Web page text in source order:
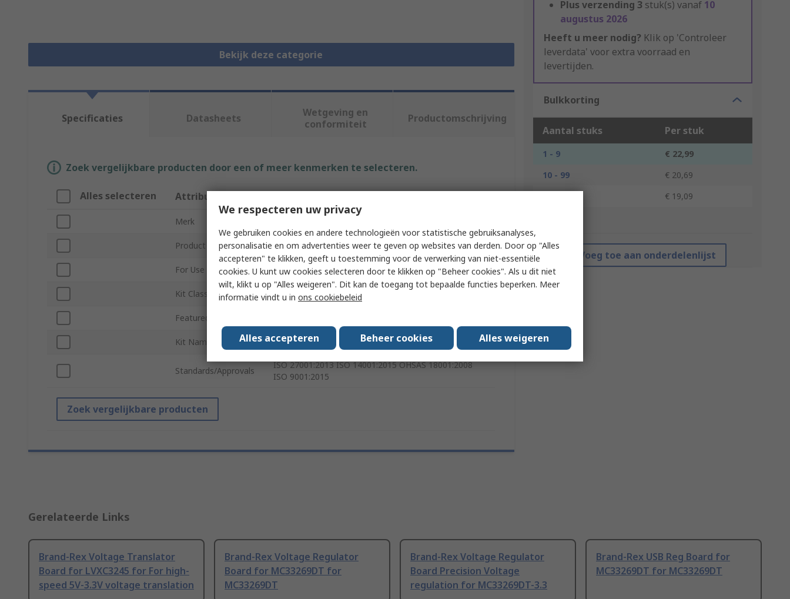
Bekijk deze categorie
Plus verzending 3 stuk(s) vanaf 10
augustus 2026
Heeft u meer nodig? Klik op 'Controleer
leverdata' voor extra voorraad en
levertijden.
Bulkkorting
Aantal stuks Per stuk
1 - 9
€ 22,99
10 - 99
€ 20,69
€ 19,09
Voeg toe aan onderdelenlijst
Specificaties Datasheets
Wetgeving en
conformiteit
Productomschrijving
Zoek vergelijkbare producten door een of meer kenmerken te selecteren.
Alles selecteren Attribuut
Merk
Product Type Development Board
For Use With LVXC3245
Kit Classification Development Board
Featured Device
Kit Name Voltage Translator Board
Standards/Approvals
ISO 27001:2013 ISO 14001:2015 OHSAS 18001:2008
ISO 9001:2015
Zoek vergelijkbare producten
Gerelateerde Links
Brand-Rex Voltage Translator
Board for LVXC3245 for For high-
speed 5V-3.3V voltage translation
Brand-Rex Voltage Regulator
Board for MC33269DT for
MC33269DT
Brand-Rex Voltage Regulator
Board Precision Voltage
regulation for MC33269DT-3.3
Brand-Rex USB Reg Board for
MC33269DT for MC33269DT
We respecteren uw privacy
We gebruiken cookies en andere technologieën voor statistische gebruiksanalyses,
personalisatie en om advertenties weer te geven op websites van derden. Door op "Alles
accepteren" te klikken, geeft u toestemming voor de verwerking van niet-essentiële
cookies. U kunt uw cookies selecteren door te klikken op "Beheer cookies". Als u dit niet
wilt, klikt u op "Alles weigeren". Dit kan de toegang tot bepaalde functies beperken. Meer
informatie vindt u in ons cookiebeleid
Alles accepteren Beheer cookies Alles weigeren